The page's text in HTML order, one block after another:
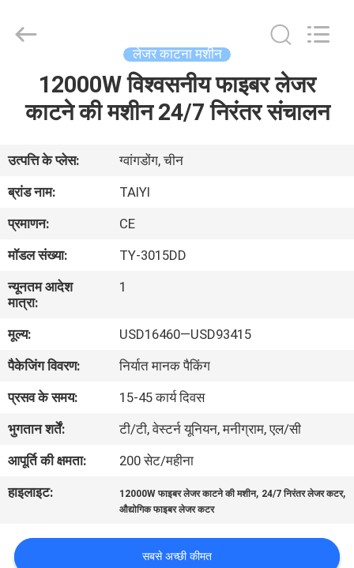
वीडियो
हमारे
बारे
में
कारखाना
भ्रमण
संपर्क
करें
समाचार
समाधान
Company
Limited.
लेजर काटना मशीन
12000W विश्वसनीय फाइबर लेजर
काटने की मशीन 24/7 निरंतर संचालन
उत्पत्ति के प्लेस:
ग्वांगडोंग, चीन
ब्रांड नाम:
TAIYI
प्रमाणन:
CE
मॉडल संख्या:
TY-3015DD
न्यूनतम आदेश
मात्रा:
1
मूल्य:
USD16460—USD93415
पैकेजिंग विवरण:
निर्यात मानक पैकिंग
प्रसव के समय:
15-45 कार्य दिवस
भुगतान शर्तें:
टी/टी, वेस्टर्न यूनियन, मनीग्राम, एल/सी
आपूर्ति की क्षमता:
200 सेट/महीना
हाइलाइट:
12000W फाइबर लेजर काटने की मशीन, 24/7 निरंतर लेजर कटर,
औद्योगिक फाइबर लेजर कटर
सबसे अच्छी कीमत